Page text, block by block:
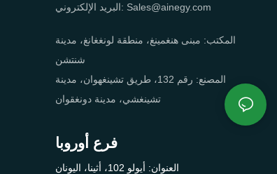
البريد الإلكتروني: Sales@ainegy.com
المكتب: مبنى هنغمينغ، منطقة لونغغانغ، مدينة
شنتشن
المصنع: رقم 132، طريق تشينغهوان، مدينة
تشينغشي، مدينة دونغقوان
فرع أوروبا
العنوان: أيولو 102، أثينا، اليونان